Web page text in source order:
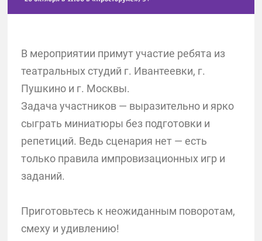
В мероприятии примут участие ребята из
театральных студий г. Ивантеевки, г.
Пушкино и г. Москвы.
Задача участников — выразительно и ярко
сыграть миниатюры без подготовки и
репетиций. Ведь сценария нет — есть
только правила импровизационных игр и
заданий.
Приготовьтесь к неожиданным поворотам,
смеху и удивлению!